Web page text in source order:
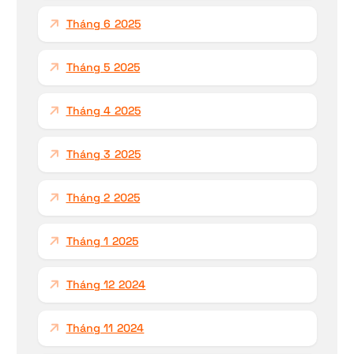
Tháng 6 2025
Tháng 5 2025
Tháng 4 2025
Tháng 3 2025
Tháng 2 2025
Tháng 1 2025
Tháng 12 2024
Tháng 11 2024